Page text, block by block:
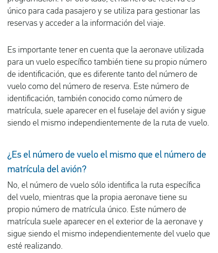
único para cada pasajero y se utiliza para gestionar las
reservas y acceder a la información del viaje.
Es importante tener en cuenta que la aeronave utilizada
para un vuelo específico también tiene su propio número
de identificación, que es diferente tanto del número de
vuelo como del número de reserva. Este número de
identificación, también conocido como número de
matrícula, suele aparecer en el fuselaje del avión y sigue
siendo el mismo independientemente de la ruta de vuelo.
¿Es el número de vuelo el mismo que el número de
matrícula del avión?
No, el número de vuelo sólo identifica la ruta específica
del vuelo, mientras que la propia aeronave tiene su
propio número de matrícula único. Este número de
matrícula suele aparecer en el exterior de la aeronave y
sigue siendo el mismo independientemente del vuelo que
esté realizando.